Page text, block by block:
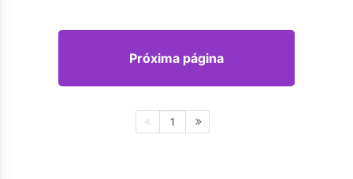
Próxima página
1